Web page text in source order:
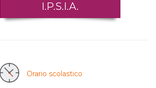
I.P.S.I.A.
Orario scolastico